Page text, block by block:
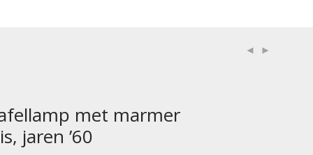
met marmer
jaren ’60